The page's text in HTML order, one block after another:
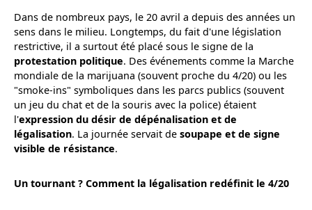
Dans de nombreux pays, le 20 avril a depuis des années un
sens dans le milieu. Longtemps, du fait d'une législation
restrictive, il a surtout été placé sous le signe de la
protestation politique. Des événements comme la Marche
mondiale de la marijuana (souvent proche du 4/20) ou les
"smoke-ins" symboliques dans les parcs publics (souvent
un jeu du chat et de la souris avec la police) étaient
l'expression du désir de dépénalisation et de
légalisation. La journée servait de soupape et de signe
visible de résistance.
Un tournant ? Comment la légalisation redéfinit le 4/20